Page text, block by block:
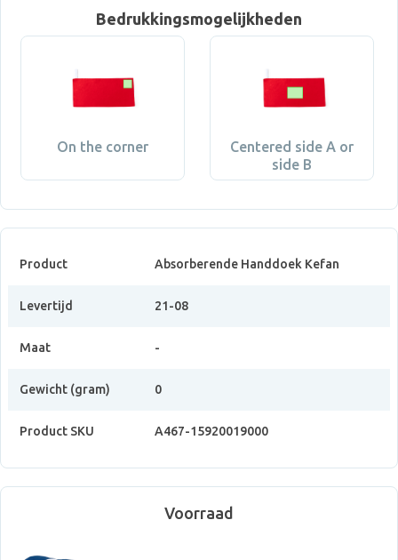
Bedrukkingsmogelijkheden
On the corner
Centered side A or
side B
Product Absorberende Handdoek Kefan
Levertijd 21-08
Maat -
Gewicht (gram) 0
Product SKU A467-15920019000
Voorraad